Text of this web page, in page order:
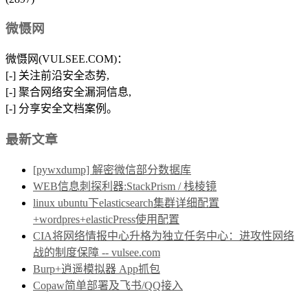
微慑网
微慑网(VULSEE.COM)：
[-] 关注前沿安全态势,
[-] 聚合网络安全漏洞信息,
[-] 分享安全文档案例。
最新文章
[pywxdump] 解密微信部分数据库
WEB信息刺探利器:StackPrism / 栈棱镜
linux ubuntu下elasticsearch集群详细配置
+wordpres+elasticPress使用配置
CIA将网络情报中心升格为独立任务中心：进攻性网络
战的制度保障 -- vulsee.com
Burp+逍遥模拟器 App抓包
Copaw简单部署及飞书/QQ接入